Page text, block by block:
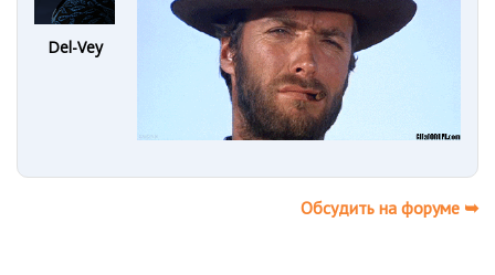
Del-Vey
Обсудить на форуме ➥